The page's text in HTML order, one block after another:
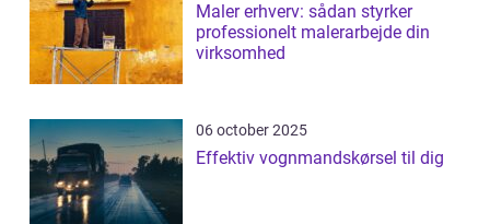
Maler erhverv: sådan styrker
professionelt malerarbejde din
virksomhed
06 october 2025
Effektiv vognmandskørsel til dig